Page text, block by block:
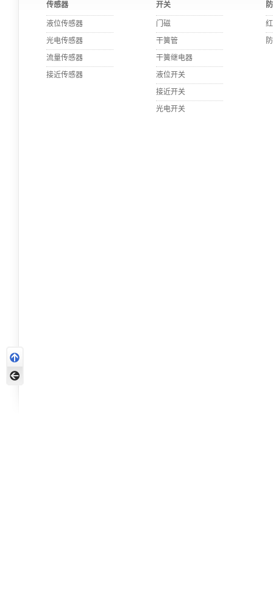
传感器
液位传感器
光电传感器
流量传感器
接近传感器
开关
门磁
干簧管
干簧继电器
液位开关
接近开关
光电开关